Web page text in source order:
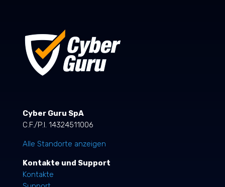
Cyber Guru SpA
C.F./P.I. 14324511006
Alle Standorte anzeigen
Kontakte und Support
Kontakte